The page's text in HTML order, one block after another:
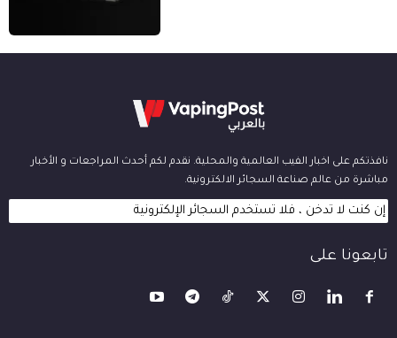
نافذتكم على اخبار الفيب العالمية والمحلية. نقدم لكم أحدث المراجعات و الأخبار
مباشرة من عالم صناعة السجائر الالكترونية.
إن كنت لا تدخن ، فلا تستخدم السجائر الإلكترونية
تابعونا على